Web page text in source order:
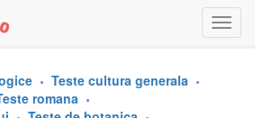
Teste cultura generala
romana